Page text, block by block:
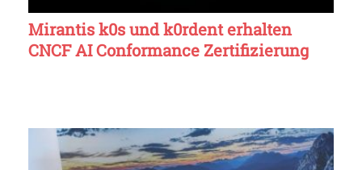
Mirantis k0s und k0rdent erhalten
CNCF AI Conformance Zertifizierung